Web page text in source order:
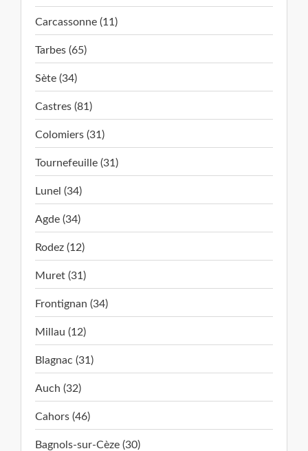
Carcassonne (11)
Tarbes (65)
Sète (34)
Castres (81)
Colomiers (31)
Tournefeuille (31)
Lunel (34)
Agde (34)
Rodez (12)
Muret (31)
Frontignan (34)
Millau (12)
Blagnac (31)
Auch (32)
Cahors (46)
Bagnols-sur-Cèze (30)